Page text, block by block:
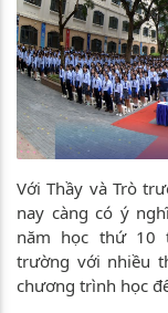
Với Thầy và Trò
nay càng có ý
năm học thứ 10
trường với nhiều
chương trình học